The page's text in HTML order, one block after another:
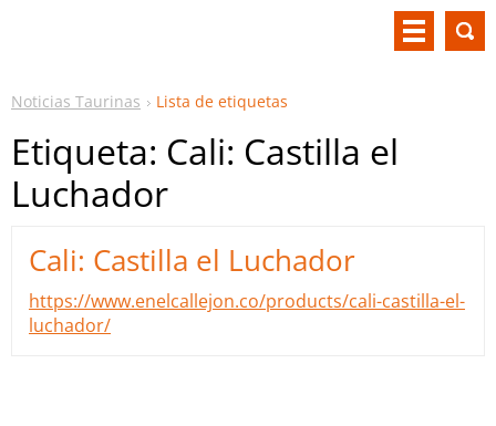
Noticias Taurinas Lista de etiquetas
Etiqueta: Cali: Castilla el
Luchador
Cali: Castilla el Luchador
https://www.enelcallejon.co/products/cali-castilla-el-
luchador/